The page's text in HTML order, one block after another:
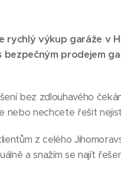
rychlý výkup garáže v
bezpečným prodejem
bez zdlouhavého
nebo nechcete řešit
z celého
a snažím se najít